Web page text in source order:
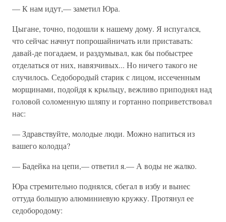
— К нам идут,— заметил Юра.
Цыгане, точно, подошли к нашему дому. Я испугался,
что сейчас начнут попрошайничать или приставать:
давай-де погадаем, и раздумывал, как бы побыстрее
отделаться от них, навязчивых... Но ничего такого не
случилось. Седобородый старик с лицом, иссеченным
морщинами, подойдя к крыльцу, вежливо приподнял над
головой соломенную шляпу и гортанно поприветствовал
нас:
— Здравствуйте, молодые люди. Можно напиться из
вашего колодца?
— Бадейка на цепи,— ответил я.— А воды не жалко.
Юра стремительно поднялся, сбегал в избу и вынес
оттуда большую алюминиевую кружку. Протянул ее
седобородому: